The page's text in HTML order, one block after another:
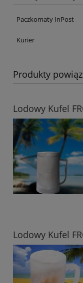
Paczkomaty InPost
Kurier
Produkty
Lodowy Kufel
Lodowy Kufel